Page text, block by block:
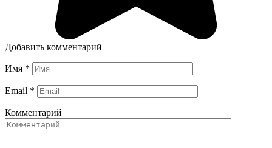
Добавить комментарий
Имя *
Email *
Комментарий